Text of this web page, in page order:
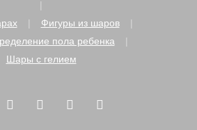
Фигуры из шаров
пола ребенка
Шары с гелием